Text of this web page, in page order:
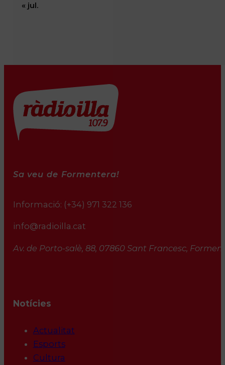
« jul.
Sa veu de Formentera!
Informació: (+34) 971 322 136
info@radioilla.cat
Av. de Porto-salè, 88, 07860 Sant Francesc,
Notícies
Actualitat
Esports
Cultura